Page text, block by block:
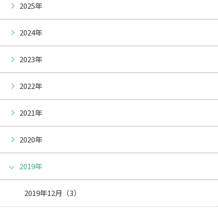
2025年
2024年
2023年
2022年
2021年
2020年
2019年
2019年12月（3）